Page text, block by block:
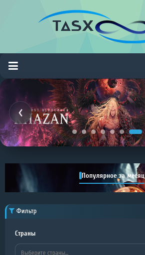
Популярное за месяц
Фильтр
Страны